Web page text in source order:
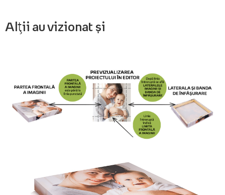
Alții au vizionat și